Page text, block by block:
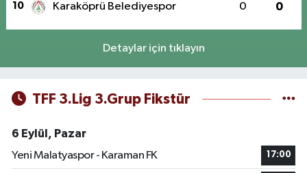
10 Karaköprü Belediyespor 0 0
Detaylar için tıklayın
TFF 3.Lig 3.Grup Fikstür
6 Eylül, Pazar
Yeni Malatyaspor - Karaman FK
17:00